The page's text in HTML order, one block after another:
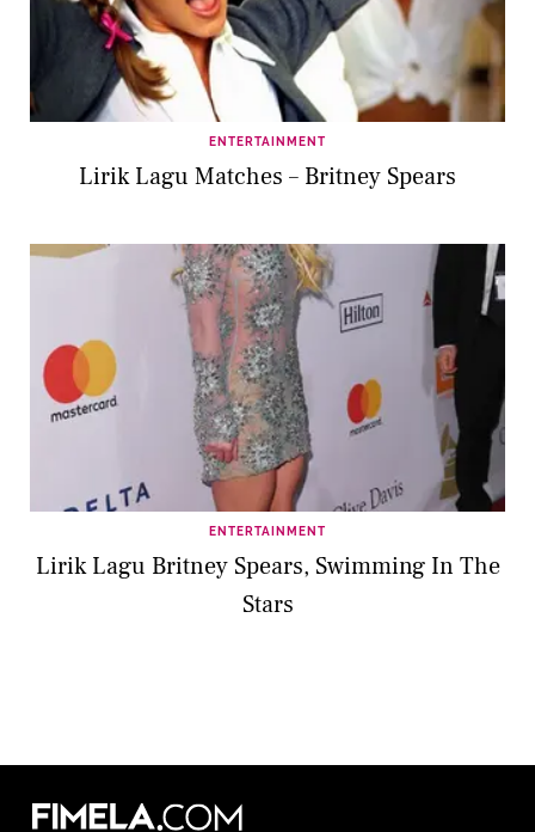
ENTERTAINMENT
Lirik Lagu Matches – Britney Spears
ENTERTAINMENT
Lirik Lagu Britney Spears, Swimming In The
Stars